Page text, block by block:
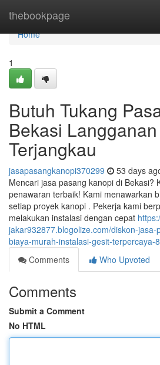
thebookpage
Home
Home
1
Butuh Tukang
Bekasi
Terjangkau
jasapasangkanopi370299 53 days
Mencari jasa pasang kanopi di Bekasi?
penawaran terbaik! Kami menawarkan
setiap proyek kanopi . Pekerja kami
melakukan instalasi dengan cepat
jakar932877.blogolize.com/diskon-
biaya-murah-instalasi-gesit-terpercaya-
Comments
Who Upvoted
Comments
Submit a Comment
No HTML